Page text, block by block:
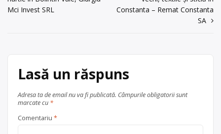
Sediu social:SC LARISUCA GOB SRL,
– Tg. Jiu, Str.Aleea Microcolonie,
și metale neferoase,hârtie și
textile
județul Gorj
Târgu Jiu
în
Mci Invest SRL
Constanta – Remat Constanta
SA
Lasă un răspuns
Adresa ta de email nu va fi publicată. Câmpurile obligatorii sunt
marcate cu *
Comentariu *